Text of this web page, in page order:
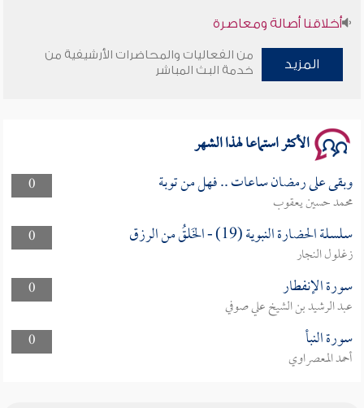
أخلاقنا أصالة ومعاصرة
وأمنهم من خوف 9
المزيد
من الفعاليات والمحاضرات الأرشيفية من
خدمة البث المباشر
الأكثر استماعا لهذا الشهر
0 وبقى على رمضان ساعات .. فهل من توبة
محمد حسين يعقوب
0
سلسلة الحضارة النبوية (19) - الخَلقُ من الرزق
زغلول النجار
0
سورة الإنفطار
عبد الرشيد بن الشيخ علي صوفي
0
سورة النبأ
أحمد المعصراوي